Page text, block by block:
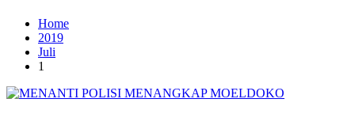
Home
2019
Juli
1